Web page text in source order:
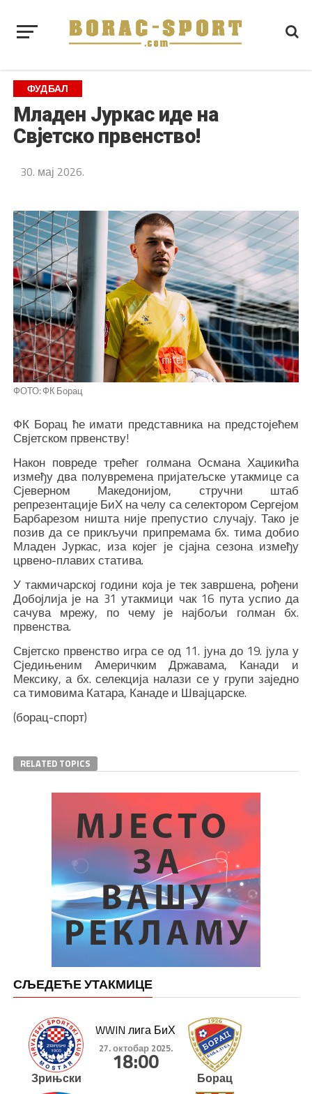
ФУДБАЛ
Младен Јуркас иде на
Свјетско првенство!
30. мај 2026.
ФОТО: ФК Борац
ФК Борац ће имати представника на предстојећем
Свјетском првенству!
Након повреде трећег голмана Османа Хаџикића
између два полувремена пријатељске утакмице са
Сјеверном Македонијом, стручни штаб
репрезентације БиХ на челу са селектором Сергејом
Барбарезом ништа није препустио случају. Тако је
позив да се прикључи припремама бх. тима добио
Младен Јуркас, иза којег је сјајна сезона између
црвено-плавих статива.
У такмичарској години која је тек завршена, рођени
Добојлија је на 31 утакмици чак 16 пута успио да
сачува мрежу, по чему је најбољи голман бх.
првенства.
Свјетско првенство игра се од 11. јуна до 19. јула у
Сједињеним Америчким Државама, Канади и
Мексику, а бх. селекција налази се у групи заједно
са тимовима Катара, Канаде и Швајцарске.
(борац-спорт)
RELATED TOPICS
СЉЕДЕЋЕ УТАКМИЦЕ
Зрињски
WWIN лига БиХ
27. октобар 2025.
18:00
Борац